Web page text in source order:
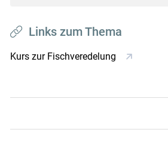
Links zum Thema
Kurs zur Fischveredelung